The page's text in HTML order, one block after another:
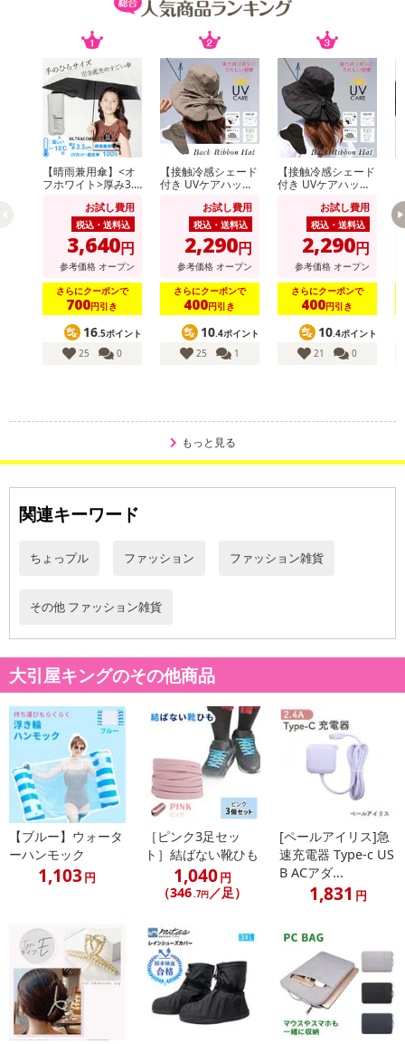
【晴雨兼用傘】<オ
フホワイト>厚み3.5
ズUVカット100％マ
イナス16度
お試し費用
税込・送料込
3,640円
参考価格 オープン
さらにクーポンで
700円引き
16.5ポイント
25
0
【接触冷感シェード
付き UVケアハッ
ご紐つきのおしゃれ
なツバ広リボンハッ
お試し費用
税込・送料込
2,290円
参考価格 オープン
さらにクーポンで
400円引き
10.4ポイント
25
1
【接触冷感シェード
付き UVケアハッ
ご紐つきのおしゃれ
なツバ広リボンハッ
お試し費用
税込・送料込
2,290円
参考価格 オープン
さらにクーポンで
400円引き
10.4ポイント
21
0
もっと見る
関連キーワード
ちょっプル ファッション ファッション雑貨
その他 ファッション雑貨
大引屋キングのその他商品
【ブルー】ウォータ
ーハンモック
1,103円
［ピンク3足セッ
ト］結ばない靴ひも
1,040円
（346.7円 ／足）
[ペールアイリス]急
速充電器 Type-c US
B ACアダ...
1,831 円